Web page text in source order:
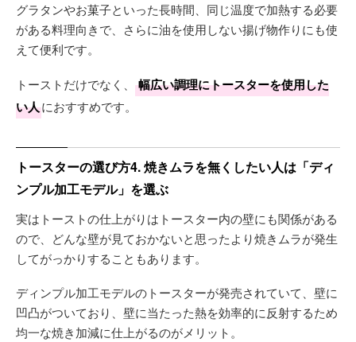
グラタンやお菓子といった長時間、同じ温度で加熱する必要
がある料理向きで、さらに油を使用しない揚げ物作りにも使
えて便利です。
トーストだけでなく、
幅広い調理にトースターを使用した
い人におすすめです。
トースターの選び方4. 焼きムラを無くしたい人は「ディ
ンプル加工モデル」を選ぶ
実はトーストの仕上がりはトースター内の壁にも関係がある
ので、どんな壁が見ておかないと思ったより焼きムラが発生
してがっかりすることもあります。
ディンプル加工モデルのトースターが発売されていて、壁に
凹凸がついており、壁に当たった熱を効率的に反射するため
均一な焼き加減に仕上がるのがメリット。